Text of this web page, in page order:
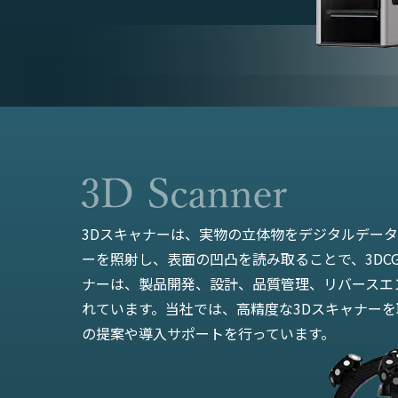
3Dスキャナーは、実物の立体物をデジタルデー
ーを照射し、表面の凹凸を読み取ることで、
ナーは、製品開発、設計、品質管理、リバース
れています。当社では、高精度な3Dスキャナー
の提案や導入サポートを行っています。